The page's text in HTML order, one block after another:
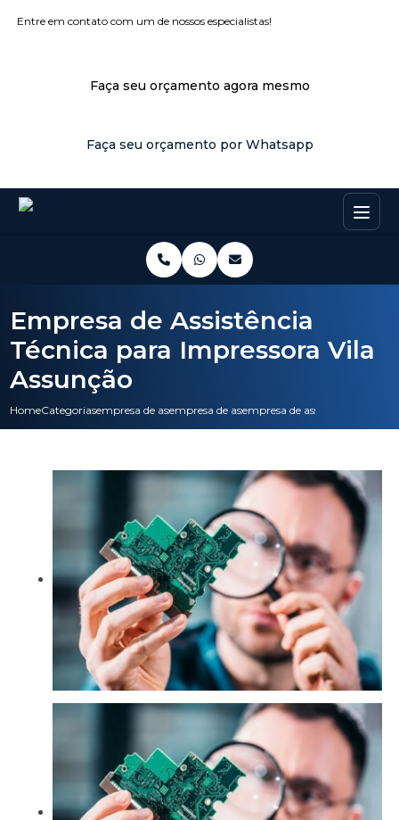
Entre em contato com um de nossos especialistas!
Faça seu orçamento agora mesmo
Faça seu orçamento por Whatsapp
HomeCategoriasempresa de assistencia tecnica
empresa de assistencia tecnica pc
empresa de assistencia
Empresa de Assistência
Técnica para Impressora Vila
Assunção